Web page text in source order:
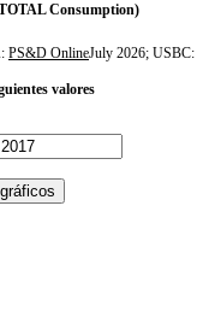
Consumption)
PS&D OnlineJuly 2026; USBC:
valores